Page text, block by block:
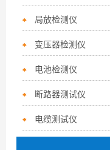
局放检测仪
变压器检测仪
电池检测仪
断路器测试仪
电缆测试仪